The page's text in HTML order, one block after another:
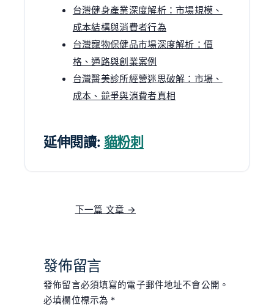
台灣健身產業深度解析：市場規模、
成本結構與消費者行為
台灣寵物保健品市場深度解析：價
格、通路與創業案例
台灣醫美診所經營迷思破解：市場、
成本、競爭與消費者真相
延伸閱讀: 貓粉刺
下一篇 文章 →
發佈留言
發佈留言必須填寫的電子郵件地址不會公開。
必填欄位標示為 *